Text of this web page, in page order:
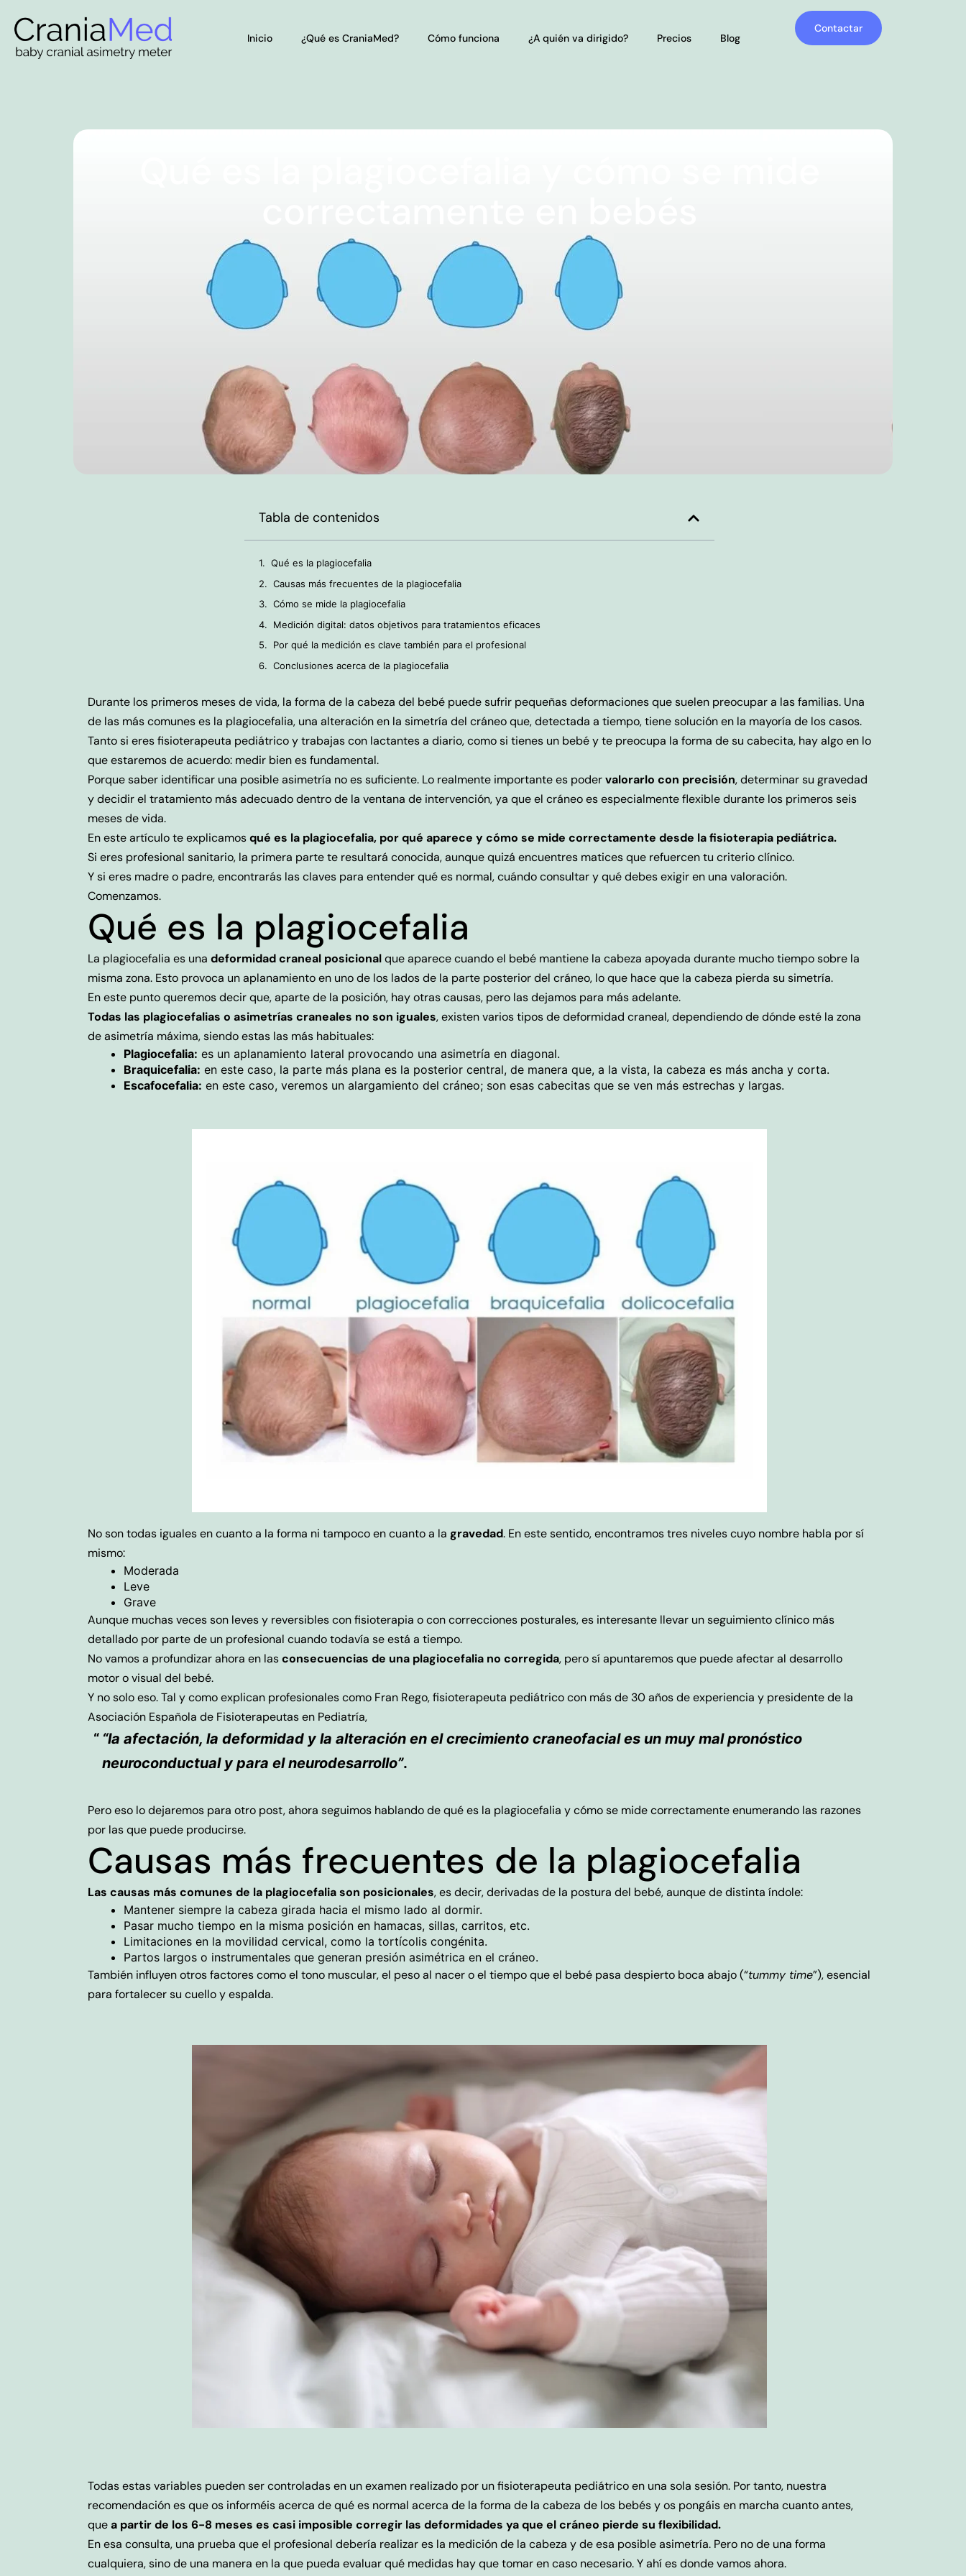
Inicio ¿Qué es CraniaMed? Cómo funciona ¿A quién va dirigido? Precios Blog
Contactar
Tabla de contenidos
Qué es la plagiocefalia
Causas más frecuentes de la plagiocefalia
Cómo se mide la plagiocefalia
Medición digital: datos objetivos para tratamientos eficaces
Por qué la medición es clave también para el profesional
Conclusiones acerca de la plagiocefalia
Durante los primeros meses de vida, la forma de la cabeza del bebé puede sufrir pequeñas deformaciones que suelen preocupar a las familias. Una
de las más comunes es la plagiocefalia, una alteración en la simetría del cráneo que, detectada a tiempo, tiene solución en la mayoría de los casos.
Tanto si eres fisioterapeuta pediátrico y trabajas con lactantes a diario, como si tienes un bebé y te preocupa la forma de su cabecita, hay algo en lo
que estaremos de acuerdo: medir bien es fundamental.
Porque saber identificar una posible asimetría no es suficiente. Lo realmente importante es podervalorarlo con precisión, determinar su gravedad
y decidir el tratamiento más adecuado dentro de la ventana de intervención, ya que el cráneo es especialmente flexible durante los primeros seis
meses de vida.
En este artículo te explicamosqué es la plagiocefalia, por qué aparece y cómo se mide correctamente desde la fisioterapia pediátrica.
Si eres profesional sanitario, la primera parte te resultará conocida, aunque quizá encuentres matices que refuercen tu criterio clínico.
Y si eres madre o padre, encontrarás las claves para entender qué es normal, cuándo consultar y qué debes exigir en una valoración.
Comenzamos.
Qué es la plagiocefalia
La plagiocefalia es una deformidad craneal posicionalque aparece cuando el bebé mantiene la cabeza apoyada durante mucho tiempo sobre la
misma zona. Esto provoca un aplanamiento en uno de los lados de la parte posterior del cráneo, lo que hace que la cabeza pierda su simetría.
En este punto queremos decir que, aparte de la posición, hay otras causas, pero las dejamos para más adelante.
Todas las plagiocefalias o asimetrías craneales no son iguales, existen varios tipos de deformidad craneal, dependiendo de dónde esté la zona
de asimetría máxima, siendo estas las más habituales:
Plagiocefalia: es un aplanamiento lateral provocando una asimetría en diagonal.
Braquicefalia: en este caso, la parte más plana es la posterior central, de manera que, a la vista, la cabeza es más ancha y corta.
Escafocefalia: en este caso, veremos un alargamiento del cráneo; son esas cabecitas que se ven más estrechas y largas.
No son todas iguales en cuanto a la forma ni tampoco en cuanto a la gravedad. En este sentido, encontramos tres niveles cuyo nombre habla por sí
mismo:
Moderada
Leve
Grave
Aunque muchas veces son leves y reversibles con fisioterapia o con correcciones posturales, es interesante llevar un seguimiento clínico más
detallado por parte de un profesional cuando todavía se está a tiempo.
No vamos a profundizar ahora en lasconsecuencias de una plagiocefalia no corregida, pero sí apuntaremos que puede afectar al desarrollo
motor o visual del bebé.
Y no solo eso. Tal y como explican profesionales como Fran Rego, fisioterapeuta pediátrico con más de 30 años de experiencia y presidente de la
Asociación Española de Fisioterapeutas en Pediatría,
“la afectación, la deformidad y la alteración en el crecimiento craneofacial es un muy mal pronóstico
neuroconductual y para el neurodesarrollo”.
Pero eso lo dejaremos para otro post, ahora seguimos hablando de qué es la plagiocefalia y cómo se mide correctamente enumerando las razones
por las que puede producirse.
Causas más frecuentes de la plagiocefalia
Las causas más comunes de la plagiocefalia son posicionales, es decir, derivadas de la postura del bebé, aunque de distinta índole:
Mantener siempre la cabeza girada hacia el mismo lado al dormir.
Pasar mucho tiempo en la misma posición en hamacas, sillas, carritos, etc.
Limitaciones en la movilidad cervical, como la tortícolis congénita.
Partos largos o instrumentales que generan presión asimétrica en el cráneo.
También influyen otros factores como el tono muscular, el peso al nacer o el tiempo que el bebé pasa despierto boca abajo (“tummy time”), esencial
para fortalecer su cuello y espalda.
Todas estas variables pueden ser controladas en un examen realizado por un fisioterapeuta pediátrico en una sola sesión. Por tanto, nuestra
recomendación es que os informéis acerca de qué es normal acerca de la forma de la cabeza de los bebés y os pongáis en marcha cuanto antes,
quea partir de los 6-8 meses es casi imposible corregir las deformidades ya que el cráneo pierde su flexibilidad.
En esa consulta, una prueba que el profesional debería realizar es la medición de la cabeza y de esa posible asimetría. Pero no de una forma
cualquiera, sino de una manera en la que pueda evaluar qué medidas hay que tomar en caso necesario. Y ahí es donde vamos ahora.